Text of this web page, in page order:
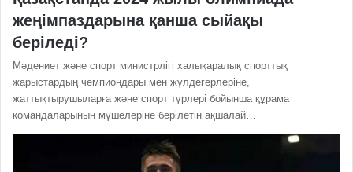
жеңімпаздарына қанша сыйақы
беріледі?
Мәдениет және спорт министрлігі халықаралық спорттық
жарыстардың чемпиондары мен жүлдегерлеріне,
жаттықтырушыларға және спорт түрлері бойынша құрама
командаларының мүшелеріне берілетін ақшалай…